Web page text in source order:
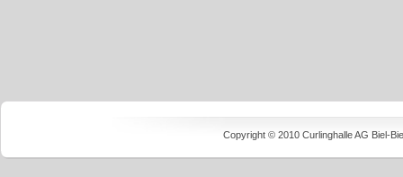
Copyright © 2010 Curlinghalle AG Biel-